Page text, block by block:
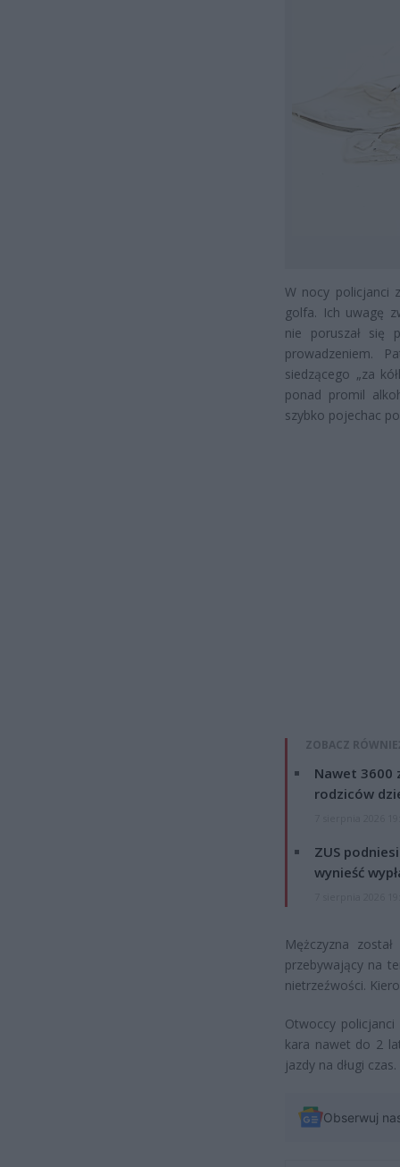
W nocy policjanci
golfa. Ich uwagę
nie poruszał się
prowadzeniem.
siedzącego „za
ponad promil
szybko pojechac
ZOBACZ
Nawet 3600
rodziców
ZUS
wynieść
Mężczyzna
przebywający na
nietrzeźwości.
Otwoccy
kara nawet do 2
jazdy na długi czas.
Obserwuj